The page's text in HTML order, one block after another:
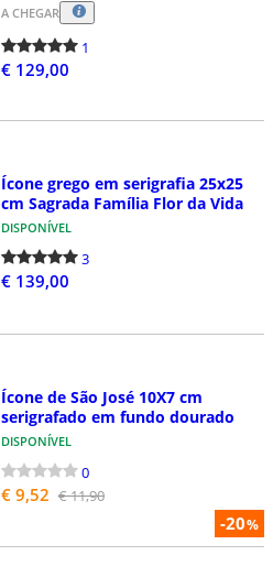
A CHEGAR
1
€ 129,00
Ícone grego em serigrafia 25x25
cm Sagrada Família Flor da Vida
DISPONÍVEL
3
€ 139,00
-20%
Ícone de São José 10X7 cm
serigrafado em fundo dourado
DISPONÍVEL
0
€ 9,52 € 11,90